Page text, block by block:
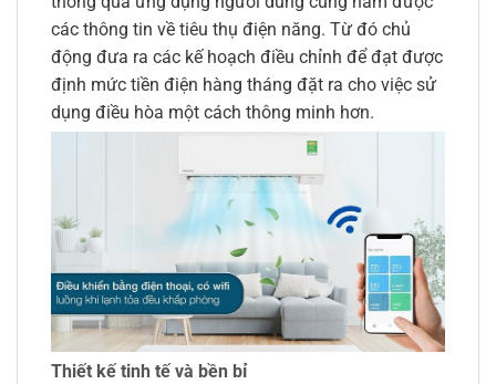
các thông tin về tiêu thụ điện năng. Từ đó chủ
động đưa ra các kế hoạch điều chỉnh để đạt được
định mức tiền điện hàng tháng đặt ra cho việc sử
dụng điều hòa một cách thông minh hơn.
Thiết kế tinh tế và bền bỉ